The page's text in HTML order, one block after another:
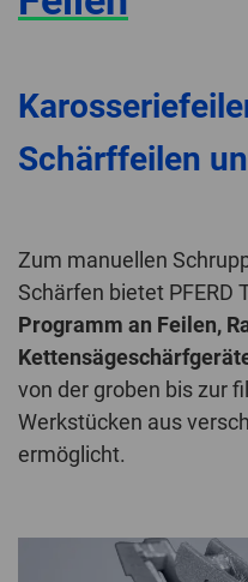
Schärffeilen
Zum manuellen
Schärfen bietet PFERD
Programm an Feilen,
von der groben bis zur
Werkstücken aus
ermöglicht.